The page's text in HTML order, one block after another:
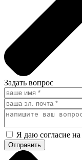
Задать вопрос
Я даю согласие на